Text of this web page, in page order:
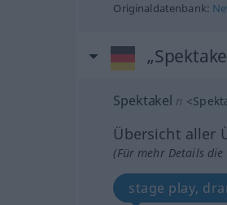
Originaldatenbank:
Spektakel n <
Übersicht aller
(Für mehr Details
stage play,